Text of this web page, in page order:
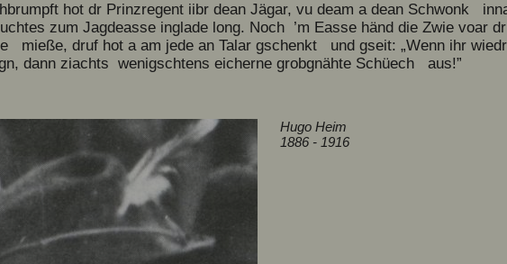
hot dr Prinzregent iibr dean Jägar, vu deam a dean Schwonk
zum Jagdeasse inglade long. Noch ’m Easse händ die Zwie voar
mieße, druf hot a am jede an Talar gschenkt und gseit: „Wenn ihr
dann ziachts wenigschtens eicherne grobgnähte Schüech aus!”
Hugo Heim
1886 - 1916